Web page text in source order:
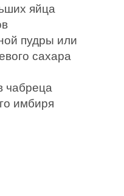
яйца
пудры или
сахара
чабреца
имбиря